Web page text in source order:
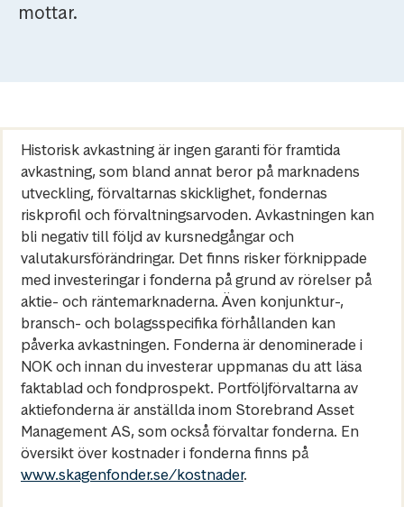
mottar.
Historisk avkastning är ingen garanti för framtida
avkastning, som bland annat beror på marknadens
utveckling, förvaltarnas skicklighet, fondernas
riskprofil och förvaltningsarvoden. Avkastningen kan
bli negativ till följd av kursnedgångar och
valutakursförändringar. Det finns risker förknippade
med investeringar i fonderna på grund av rörelser på
aktie- och räntemarknaderna. Även konjunktur-,
bransch- och bolagsspecifika förhållanden kan
påverka avkastningen. Fonderna är denominerade i
NOK och innan du investerar uppmanas du att läsa
faktablad och fondprospekt. Portföljförvaltarna av
aktiefonderna är anställda inom Storebrand Asset
Management AS, som också förvaltar fonderna. En
översikt över kostnader i fonderna finns på
www.skagenfonder.se/kostnader.